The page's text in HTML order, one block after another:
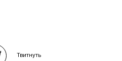
Твитнуть